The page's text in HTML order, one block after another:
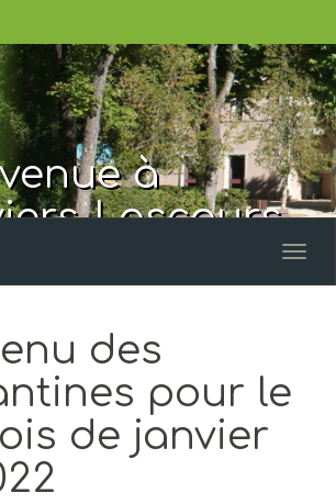
à
Lascours
des
pour le
de janvier